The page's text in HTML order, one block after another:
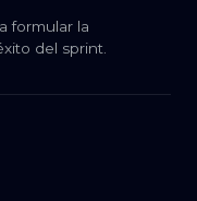
formular la
del sprint.